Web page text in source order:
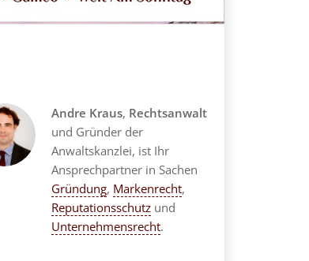
Andre Kraus, Rechtsanwalt
und Gründer der
Anwaltskanzlei, ist Ihr
Ansprechpartner in Sachen
Gründung, Markenrecht,
Reputationsschutz und
Unternehmensrecht.